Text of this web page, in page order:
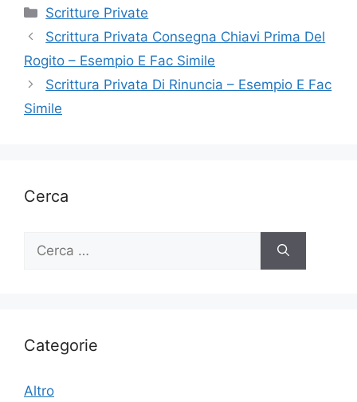
Categorie
Scritture Private
Scrittura Privata Consegna Chiavi Prima Del
Rogito – Esempio E Fac Simile
Scrittura Privata Di Rinuncia – Esempio E Fac
Simile
Cerca
per:
Categorie
Altro